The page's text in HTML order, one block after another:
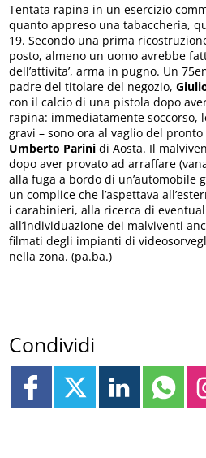
Tentata rapina in un esercizio
quanto appreso una tabaccheria,
19. Secondo una prima
posto, almeno un uomo avrebbe
dell’attivita’, arma in pugno. Un
padre del titolare del negozio,
con il calcio di una pistola dopo
rapina: immediatamente soccorso,
gravi – sono ora al vaglio del pronto
Umberto Parini di Aosta. Il
dopo aver provato ad arraffare
alla fuga a bordo di un’automobile
un complice che l’aspettava
i carabinieri, alla ricerca di
all’individuazione dei malviventi
filmati degli impianti di
nella zona. (pa.ba.)
Condividi